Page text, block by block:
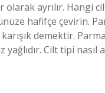
olarak ayrılır. Hangi
hafifçe çevirin.
demektir.
Cilt tipi nasıl